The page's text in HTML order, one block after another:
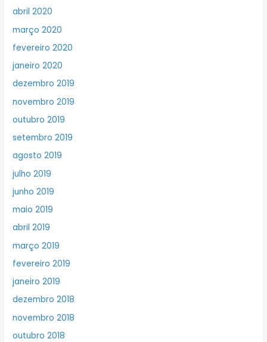
abril 2020
março 2020
fevereiro 2020
janeiro 2020
dezembro 2019
novembro 2019
outubro 2019
setembro 2019
agosto 2019
julho 2019
junho 2019
maio 2019
abril 2019
março 2019
fevereiro 2019
janeiro 2019
dezembro 2018
novembro 2018
outubro 2018